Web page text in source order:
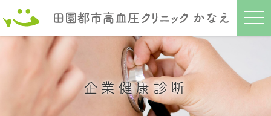
t
o
企業健康診断